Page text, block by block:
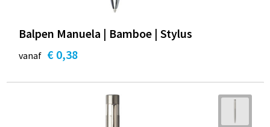
Balpen Manuela | Bamboe | Stylus
vanaf € 0,38